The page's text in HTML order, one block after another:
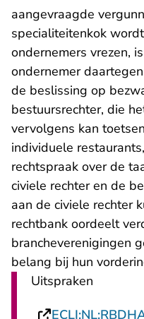
aangevraagde
specialiteitenkok
ondernemers vrezen,
ondernemer
de beslissing op
bestuursrechter, die
vervolgens kan
individuele
rechtspraak over de
civiele rechter en de
aan de civiele rechter
rechtbank oordeelt
brancheverenigingen
belang bij hun
Uitspraken